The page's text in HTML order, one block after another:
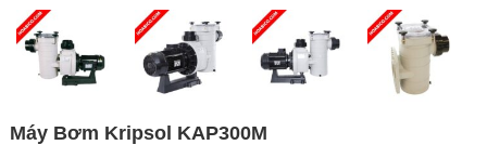
Máy Bơm Kripsol KAP300M